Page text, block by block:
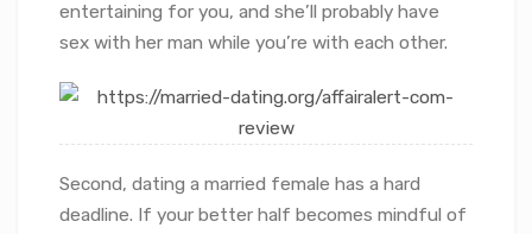
entertaining for you, and she’ll probably have
sex with her man while you’re with each other.
Second, dating a married female has a hard
deadline. If your better half becomes mindful of